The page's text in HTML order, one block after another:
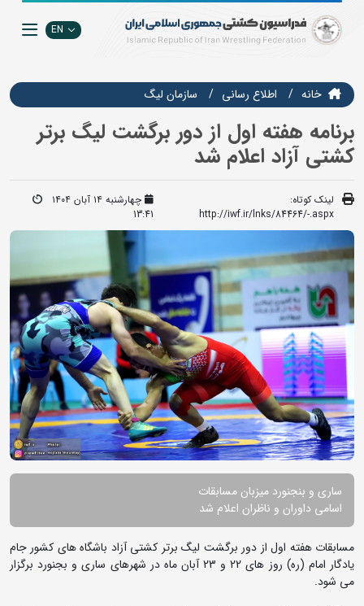
EN
خانه اطلاع رسانی سازمان ليگ
برنامه هفته اول از دور برگشت لیگ برتر
کشتی آزاد اعلام شد
لینک کوتاه:
http://iwf.ir/lnks/84464/-.aspx
چهارشنبه ۱۴ آبان ۱۴۰۴
13:41
ساری و بنجنورد میزبان مسابقات
اسامی داوران و ناظران اعلام شد
مسابقات هفته اول از دور برگشت لیگ برتر کشتی آزاد باشگاه های کشور جام
یادگار امام (ره) روز های 22 و 23 آبان ماه در شهرهای ساری و بجنورد برگزار
می شود.